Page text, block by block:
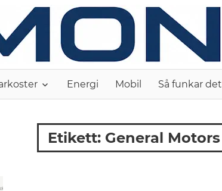
Energi Mobil Så funkar det
Etikett: General Motors